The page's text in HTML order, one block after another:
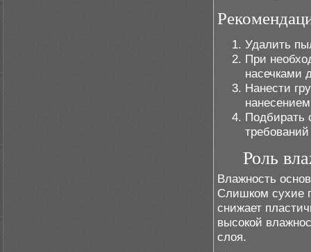
Удалить
При
насечками
Нанести
Подбирать
Роль
Влажность
Слишком сухие
снижает
высокой
слоя.